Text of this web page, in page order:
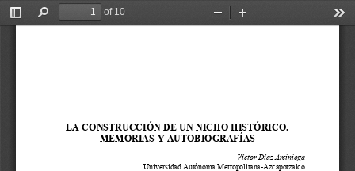
Toggle
Find
of 10
Zoom
LA CONSTRUCCIÓN DE UN NICHO HISTÓRICO.
MEMORIAS Y AUTOBIOGRAFÍAS
Víctor Díaz Arciniega
Universidad Autónoma Metropolitana-Azcapotzalco